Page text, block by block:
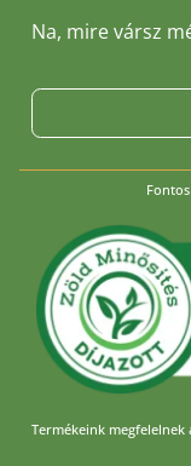
Na, mire vársz
Termékeink megfelelnek